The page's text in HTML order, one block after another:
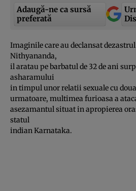
Adaugă-ne ca sursă
preferată
Imaginile care au declansat
Nithyananda,
il aratau pe barbatul de 32 de ani
asharamului
in timpul unor relatii sexuale cu
urmatoare, multimea furioasa a
asezamantul situat in apropierea
statul
indian Karnataka.